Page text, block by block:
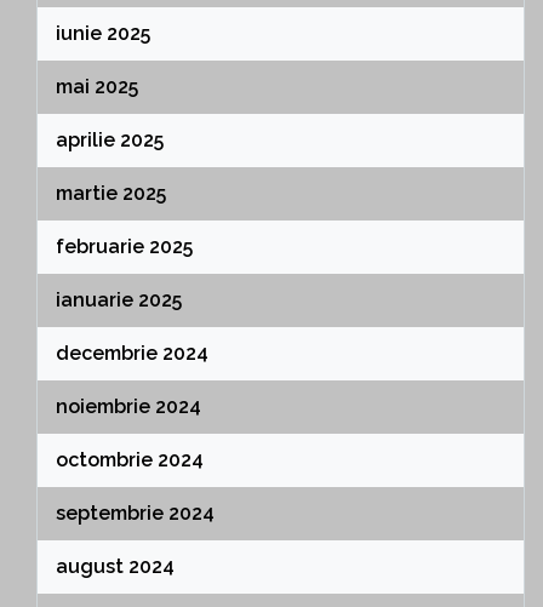
iunie 2025
mai 2025
aprilie 2025
martie 2025
februarie 2025
ianuarie 2025
decembrie 2024
noiembrie 2024
octombrie 2024
septembrie 2024
august 2024